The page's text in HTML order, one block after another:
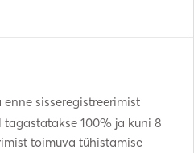
enne sisseregistreerimist
100% ja kuni 8
toimuva tühistamise